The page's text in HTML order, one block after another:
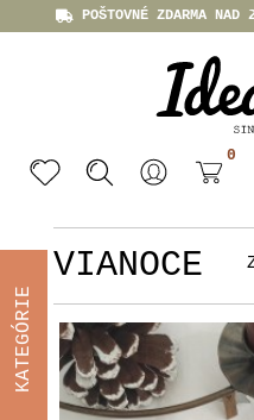
POŠTOVNÉ ZDARMA
0
VIANOCE
KATEGÓRIE